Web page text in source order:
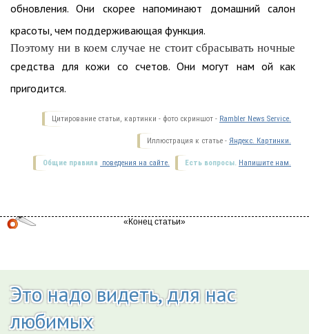
обновления. Они скорее напоминают домашний салон
красоты, чем поддерживающая функция.
Поэтому ни в коем случае не стоит сбрасывать ночные
средства для кожи со счетов. Они могут нам ой как
пригодится.
Цитирование статьи, картинки - фото скриншот - Rambler News Service.
Иллюстрация к статье - Яндекс. Картинки.
Есть вопросы. Напишите нам.
Общие правила поведения на сайте.
Это надо видеть, для нас
любимых